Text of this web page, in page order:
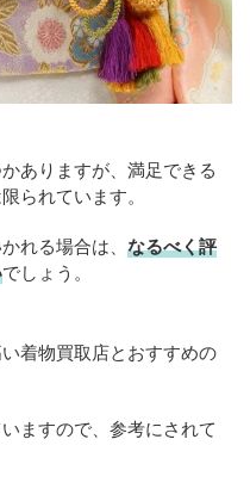
ありますが、満足できる
られています。
れる場合は、 なるべく評
でしょう。
着物買取店とおすすめの
ますので、参考にされて